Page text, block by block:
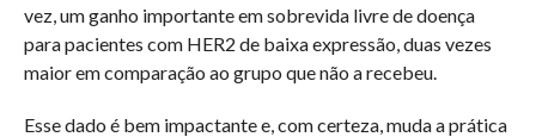
vez, um ganho importante em sobrevida livre de doença
para pacientes com HER2 de baixa expressão, duas vezes
maior em comparação ao grupo que não a recebeu.
Esse dado é bem impactante e, com certeza, muda a prática